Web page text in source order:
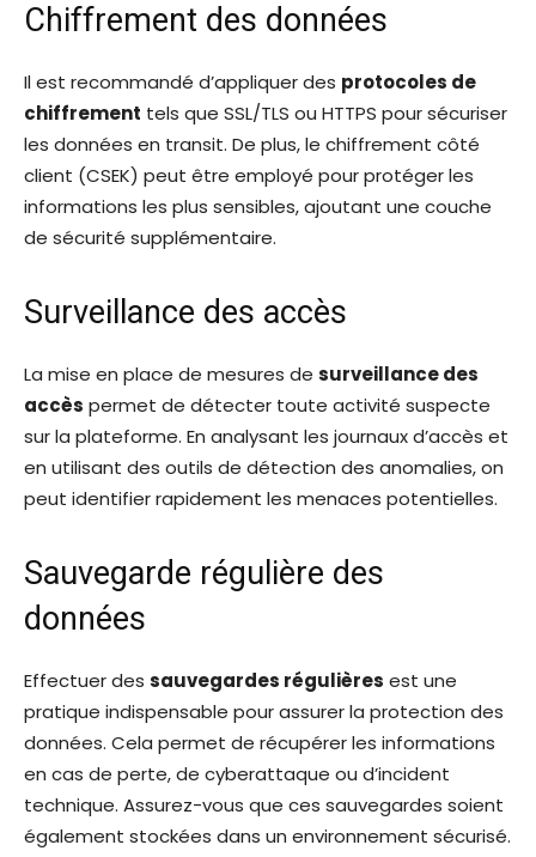
Chiffrement des données
Il est recommandé d’appliquer des protocoles de
chiffrement tels que SSL/TLS ou HTTPS pour sécuriser
les données en transit. De plus, le chiffrement côté
client (CSEK) peut être employé pour protéger les
informations les plus sensibles, ajoutant une couche
de sécurité supplémentaire.
Surveillance des accès
La mise en place de mesures de surveillance des
accès permet de détecter toute activité suspecte
sur la plateforme. En analysant les journaux d’accès et
en utilisant des outils de détection des anomalies, on
peut identifier rapidement les menaces potentielles.
Sauvegarde régulière des
données
Effectuer des sauvegardes régulières est une
pratique indispensable pour assurer la protection des
données. Cela permet de récupérer les informations
en cas de perte, de cyberattaque ou d’incident
technique. Assurez-vous que ces sauvegardes soient
également stockées dans un environnement sécurisé.